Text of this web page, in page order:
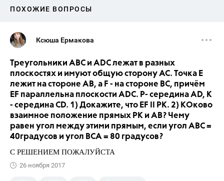
ПОХОЖИЕ ВОПРОСЫ
Ксюша Ермакова
Треугольники ABC и ADC лежат в разных
плоскостях и имуют общую сторону AC. Точка E
лежит на стороне AB, а F - на стороне BC, причём
EF параллельна плоскости ADC. P- середина AD, K
- середина CD. 1) Докажите, что EF II PK. 2) КОково
взаимное положение прямых PK и AB? Чему
равен угол между этими прямым, если угол ABC =
40градусов и угол BCA = 80 градусов?
С РЕШЕНИЕМ ПОЖАЛУЙСТА
26 ноября 2017